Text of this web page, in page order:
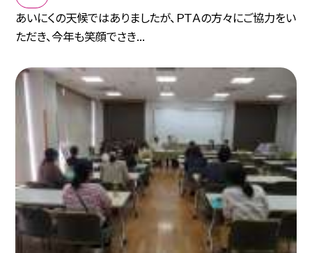
あいにくの天候ではありましたが、ＰＴＡの方々にご協力をい
ただき、今年も笑顔でさき...